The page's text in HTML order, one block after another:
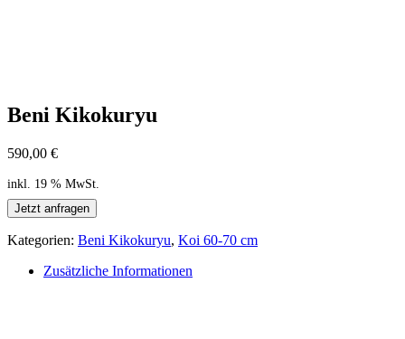
Beni Kikokuryu
590,00 €
inkl. 19 % MwSt.
Jetzt anfragen
Kategorien: Beni Kikokuryu, Koi 60-70 cm
Zusätzliche Informationen